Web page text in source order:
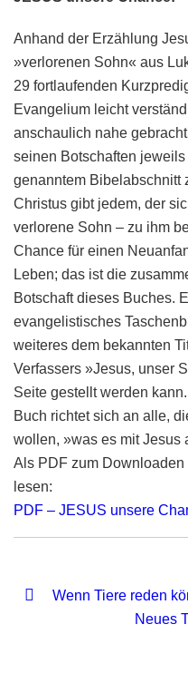
Anhand der Erzählung
»verlorenen Sohn« aus
29 fortlaufenden
Evangelium leicht
anschaulich nahe
seinen Botschaften jeweils
genanntem Bibelabschnitt
Christus gibt jedem, der
verlorene Sohn – zu ihm
Chance für einen
Leben; das ist die
Botschaft dieses Buches.
evangelistisches
weiteres dem bekannten
Verfassers »Jesus, unser
Seite gestellt werden
Buch richtet sich an alle,
wollen, »was es mit Jesus
Als PDF zum Downloaden
lesen:
PDF – JESUS unsere
Wenn Tiere reden
Neues